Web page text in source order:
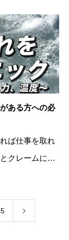
ある方への必
ば仕事を取れ
クレームにな
5